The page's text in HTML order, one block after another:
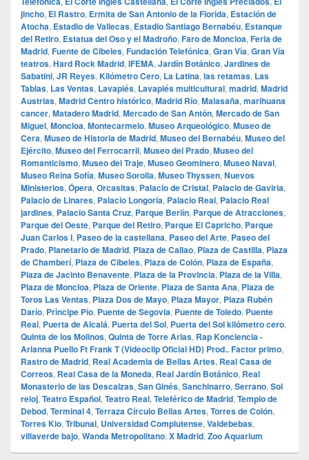
jincho, El Rastro, Ermita de San Antonio de la Florida, Estación de
Atocha, Estadio de Vallecas, Estadio Santiago Bernabéu, Estanque
del Retiro, Estatua del Oso y el Madroño, Faro de Moncloa, Feria de
Madrid, Fuente de Cibeles, Fundación Telefónica, Gran Vía, Gran Vía
teatros, Hard Rock Madrid, IFEMA, Jardín Botánico, Jardines de
Sabatini, JR Reyes, Kilómetro Cero, La Latina, las retamas, Las
Tablas, Las Ventas, Lavapiés, Lavapiés multicultural, madrid, Madrid
Austrias, Madrid Centro histórico, Madrid Río, Malasaña, marihuana
cancer, Matadero Madrid, Mercado de San Antón, Mercado de San
Miguel, Moncloa, Montecarmelo, Museo Arqueológico, Museo de
Cera, Museo de Historia de Madrid, Museo del Bernabéu, Museo del
Ejército, Museo del Ferrocarril, Museo del Prado, Museo del
Romanticismo, Museo del Traje, Museo Geominero, Museo Naval,
Museo Reina Sofía, Museo Sorolla, Museo Thyssen, Nuevos
Ministerios, Ópera, Orcasitas, Palacio de Cristal, Palacio de Gaviria,
Palacio de Linares, Palacio Longoria, Palacio Real, Palacio Real
jardines, Palacio Santa Cruz, Parque Berlín, Parque de Atracciones,
Parque del Oeste, Parque del Retiro, Parque El Capricho, Parque
Juan Carlos I, Paseo de la castellana, Paseo del Arte, Paseo del
Prado, Planetario de Madrid, Plaza de Callao, Plaza de Castilla, Plaza
de Chamberí, Plaza de Cibeles, Plaza de Colón, Plaza de España,
Plaza de Jacinto Benavente, Plaza de la Provincia, Plaza de la Villa,
Plaza de Moncloa, Plaza de Oriente, Plaza de Santa Ana, Plaza de
Toros Las Ventas, Plaza Dos de Mayo, Plaza Mayor, Plaza Rubén
Darío, Príncipe Pío, Puente de Segovia, Puente de Toledo, Puente
Real, Puerta de Alcalá, Puerta del Sol, Puerta del Sol kilómetro cero,
Quinta de los Molinos, Quinta de Torre Arias, Rap Konciencia -
Arianna Puello Ft Frank T (Videoclip Oficial HD) Prod.. Factor primo,
Rastro de Madrid, Real Academia de Bellas Artes, Real Casa de
Correos, Real Casa de la Moneda, Real Jardín Botánico, Real
Monasterio de las Descalzas, San Ginés, Sanchinarro, Serrano, Sol
reloj, Teatro Español, Teatro Real, Teleférico de Madrid, Templo de
Debod, Terminal 4, Terraza Círculo Bellas Artes, Torres de Colón,
Torres Kio, Tribunal, Universidad Complutense, Valdebebas,
villaverde bajo, Wanda Metropolitano, X Madrid, Zoo Aquarium